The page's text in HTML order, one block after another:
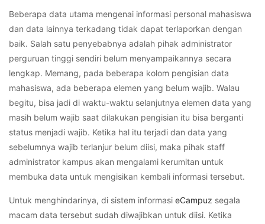
Beberapa data utama mengenai informasi personal mahasiswa
dan data lainnya terkadang tidak dapat terlaporkan dengan
baik. Salah satu penyebabnya adalah pihak administrator
perguruan tinggi sendiri belum menyampaikannya secara
lengkap. Memang, pada beberapa kolom pengisian data
mahasiswa, ada beberapa elemen yang belum wajib. Walau
begitu, bisa jadi di waktu-waktu selanjutnya elemen data yang
masih belum wajib saat dilakukan pengisian itu bisa berganti
status menjadi wajib. Ketika hal itu terjadi dan data yang
sebelumnya wajib terlanjur belum diisi, maka pihak staff
administrator kampus akan mengalami kerumitan untuk
membuka data untuk mengisikan kembali informasi tersebut.
Untuk menghindarinya, di sistem informasi eCampuz segala
macam data tersebut sudah diwajibkan untuk diisi. Ketika